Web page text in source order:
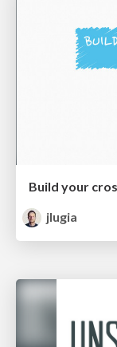
jlugia